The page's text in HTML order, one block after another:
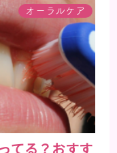
か髪がチリチリ
る人もいるでし
が出てくる40代
向があります。
共に乱れていき
オーラルケア
てる？おすす